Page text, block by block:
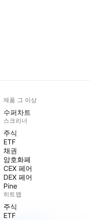
제품 그 이상
수퍼차트
스크리너
주식
ETF
채권
암호화폐
CEX 페어
DEX 페어
Pine
히트맵
주식
ETF